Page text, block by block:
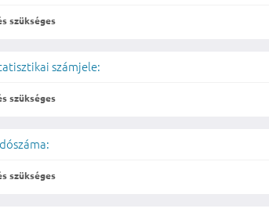
szükséges
számjele:
szükséges
szükséges